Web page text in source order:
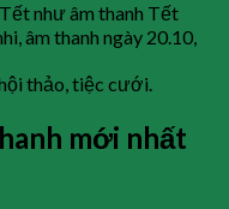
như âm thanh Tết
âm thanh ngày 20.10,
thảo, tiệc cưới.
mới nhất